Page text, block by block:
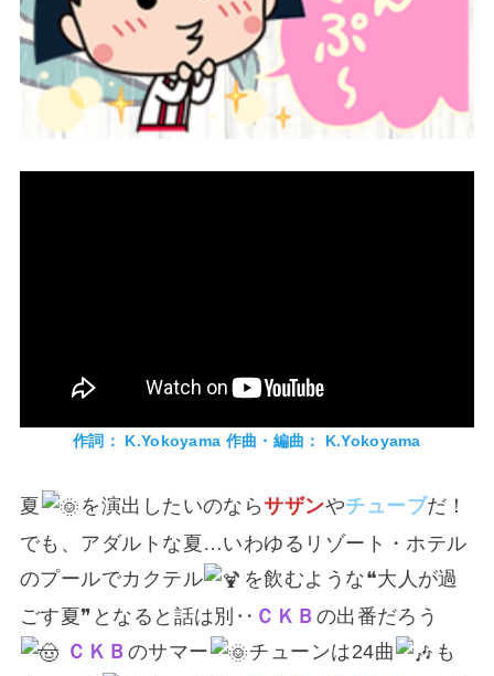
作詞： K.Yokoyama 作曲・編曲： K.Yokoyama
夏 を演出したいのならサザンやチューブだ！
でも、アダルトな夏…いわゆるリゾート・ホテル
のプールでカクテル
を飲むような❝大人が過
ごす夏❞となると話は別‥ ＣＫＢ の出番だろう
ＣＫＢ のサマー チューンは24曲
も